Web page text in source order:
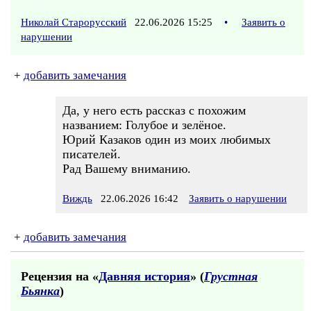
Николай Старорусский 22.06.2026 15:25 •
Заявить о
нарушении
+ добавить замечания
Да, у него есть рассказ с похожим
названием: Голубое и зелёное.
Юрий Казаков один из моих любимых
писателей.
Рад Вашему вниманию.
Виждь 22.06.2026 16:42 Заявить о нарушении
+ добавить замечания
Рецензия на «Давняя история» (Грустная
Бьянка)